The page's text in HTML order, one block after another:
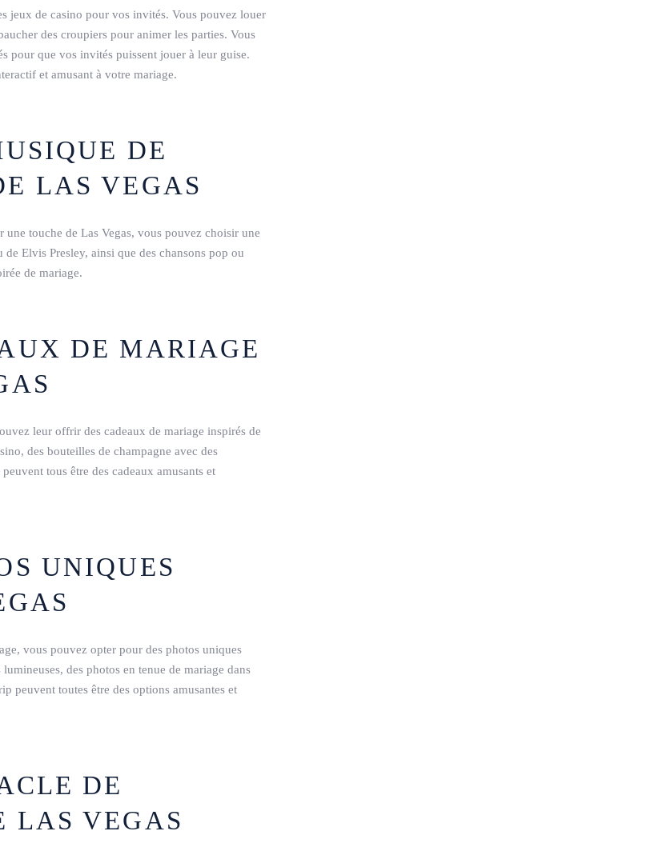
jeux de casino pour vos invités. Vous pouvez louer
des croupiers pour animer les parties. Vous
pour que vos invités puissent jouer à leur guise.
et amusant à votre mariage.
DE
LAS VEGAS
touche de Las Vegas, vous pouvez choisir une
Elvis Presley, ainsi que des chansons pop ou
de mariage.
DE MARIAGE
leur offrir des cadeaux de mariage inspirés de
des bouteilles de champagne avec des
tous être des cadeaux amusants et
UNIQUES
vous pouvez opter pour des photos uniques
des photos en tenue de mariage dans
peuvent toutes être des options amusantes et
DE
LAS VEGAS